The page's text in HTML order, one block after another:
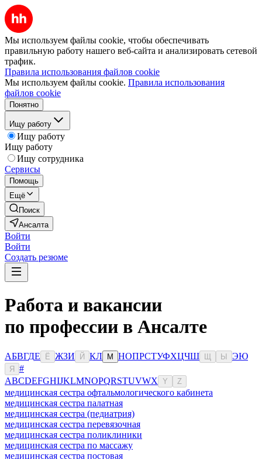
Мы используем файлы cookie, чтобы обеспечивать
правильную работу нашего веб-сайта и анализировать сетевой
трафик.
Правила использования файлов cookie
Мы используем файлы cookie. Правила использования
файлов cookie
Понятно
Ищу работу
Ищу работу
Ищу работу
Ищу сотрудника
Сервисы
Помощь
Ещё
Поиск
Ансалта
Войти
Войти
Создать резюме
Работа и вакансии
по профессии в Ансалте
АБВГДЕ Ё ЖЗИ Й КЛ М НОПРСТУФХЦЧШ Ы ЭЮ
Я
#
ABCDEFGHIJKLMNOPQRSTUVWX Y Z
медицинская сестра офтальмологического кабинета
медицинская сестра палатная
медицинская сестра (педиатрия)
медицинская сестра перевязочная
медицинская сестра поликлиники
медицинская сестра по массажу
медицинская сестра постовая